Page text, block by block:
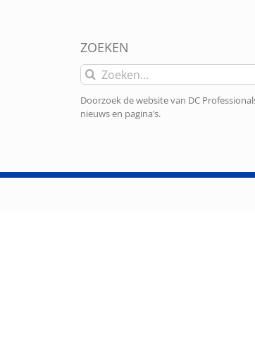
ZOEKEN
Zoeken
naar:
Doorzoek de website van DC
nieuws en pagina’s.